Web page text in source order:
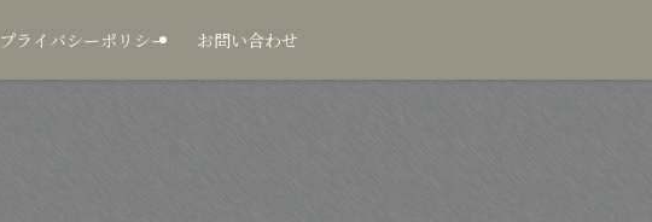
プライバシーポリシー お問い合わせ